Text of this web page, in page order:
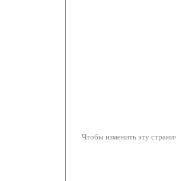
Чтобы изменить эту